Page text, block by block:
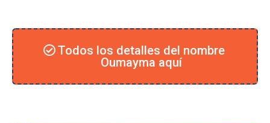
Todos los detalles del nombre
Oumayma aquí